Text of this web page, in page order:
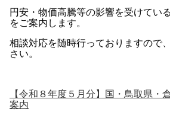
円安・物価高騰等の影響を受けてい
をご案内します。
相談対応を随時行っておりますので
さい。
【令和８年度５月分】国・鳥取県・
案内